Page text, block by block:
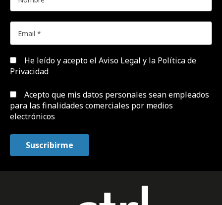
He leído y acepto el Aviso Legal y la Política de
Privacidad
Acepto que mis datos personales sean empleados
para las finalidades comerciales por medios
electrónicos